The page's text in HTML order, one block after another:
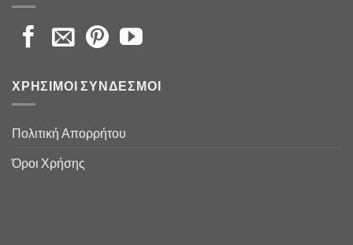
ΧΡΉΣΙΜΟΙ ΣΎΝΔΕΣΜΟΙ
Πολιτική Απορρήτου
Όροι Χρήσης